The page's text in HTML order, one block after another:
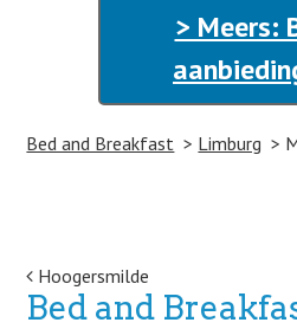
> Meers:
Bed and Breakfast Limburg
Post navigation
Hoogersmilde
Bed and